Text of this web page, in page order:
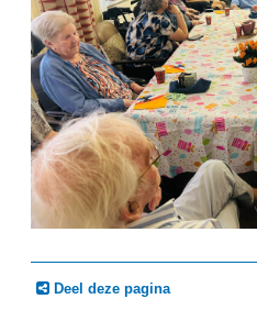
Deel deze pagina